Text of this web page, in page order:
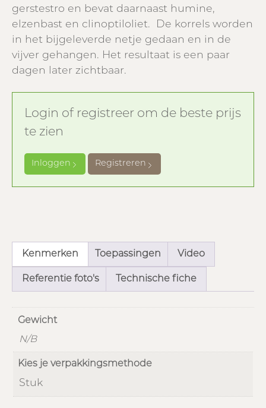
gerstestro en bevat daarnaast humine,
elzenbast en clinoptiloliet. De korrels worden
in het bijgeleverde netje gedaan en in de
vijver gehangen. Het resultaat is een paar
dagen later zichtbaar.
Login of registreer om de beste prijs
te zien
Inloggen Registreren
Kenmerken Toepassingen Video
Referentie foto's Technische fiche
Gewicht
N/B
Kies je verpakkingsmethode
Stuk